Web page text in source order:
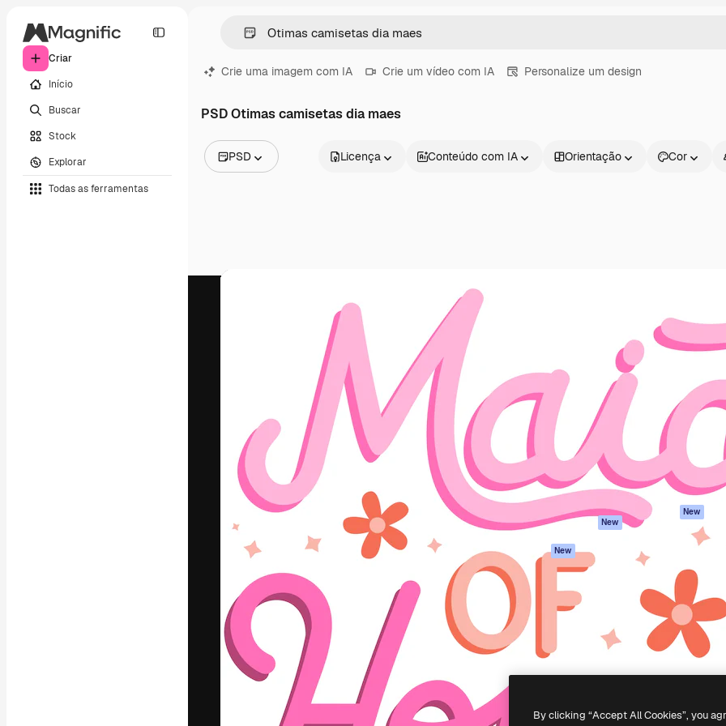
Criar
Início
Buscar
Stock
Explorar
Todas as ferramentas
Crie uma imagem com IA Crie um vídeo com IA Personalize um design
PSD Otimas camisetas dia maes
PSD
Vídeos
Licença Conteúdo com IA Orientação Cor
A plataforma criativa para você direcionar
seu melhor trabalho. Mais de 1 milhão de
assinantes entre criativos, empresas,
agências e estúdios.
Português
Spaces
Assistente de IA
Gerador de
imagens
Gerador de vídeos
Texto para voz
Conteúdo de stock
MCP para
Claude/ChatGPT
New
Agentes New
API
App móvel
Todas as
ferramentas
Começar
Academy
Documentação
Atendimento
Termos e
condições
Política de
privacidade
Originais
New
Política de cookies
Central de
confiabilidade
Afiliados
Empresas
Copyright © 2010-2026Freepik Company S.L.U. Todos os direitos reservados.
By clicking “Accept All Cookies”, you